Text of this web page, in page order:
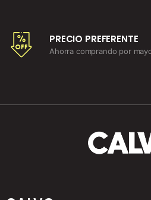
PRECIO PREFERENTE
Ahorra comprando por